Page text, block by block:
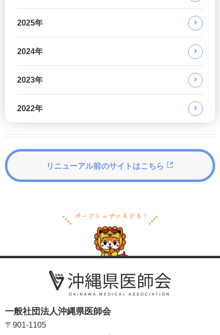
2025年
2024年
2023年
2022年
リニューアル前のサイトはこちら
一般社団法人沖縄県医師会
〒901-1105